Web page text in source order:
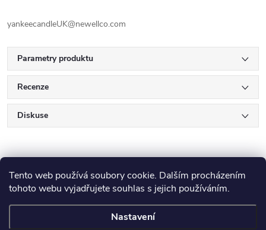
Tento web používá soubory cookie. Dalším procházením
tohoto webu vyjadřujete souhlas s jejich používáním.
Nastavení
yankeecandleUK@newellco.com
Parametry produktu
Recenze
Diskuse
Z